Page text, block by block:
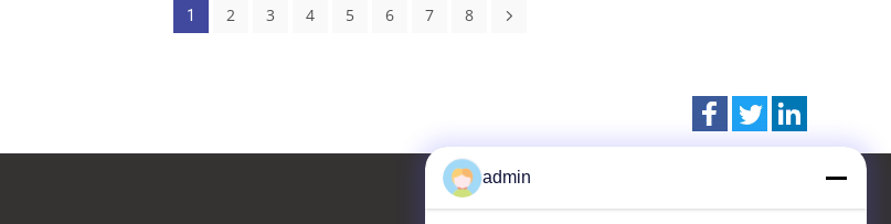
1 2 3 4 5 6 7 8
admin